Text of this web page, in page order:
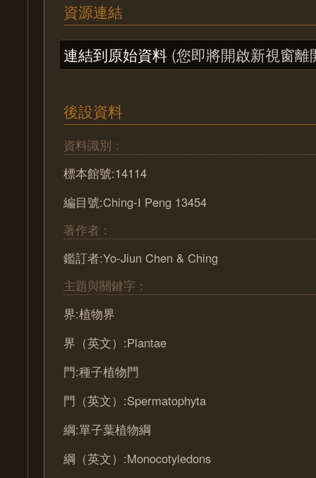
資源連結
連結到原始資料 (您即將開啟新視窗離
後設資料
資料識別：
標本館號:14114
編目號:Ching-I Peng 13454
著作者：
鑑訂者:Yo-Jiun Chen & Ching
主題與關鍵字：
界:植物界
界（英文）:Plantae
門:種子植物門
門（英文）:Spermatophyta
綱:單子葉植物綱
綱（英文）:Monocotyledons